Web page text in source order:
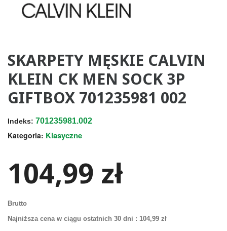
SKARPETY MĘSKIE CALVIN
KLEIN CK MEN SOCK 3P
GIFTBOX 701235981 002
Indeks: 701235981.002
Kategoria: Klasyczne
104,99 zł
Brutto
Najniższa cena w ciągu ostatnich 30 dni : 104,99 zł